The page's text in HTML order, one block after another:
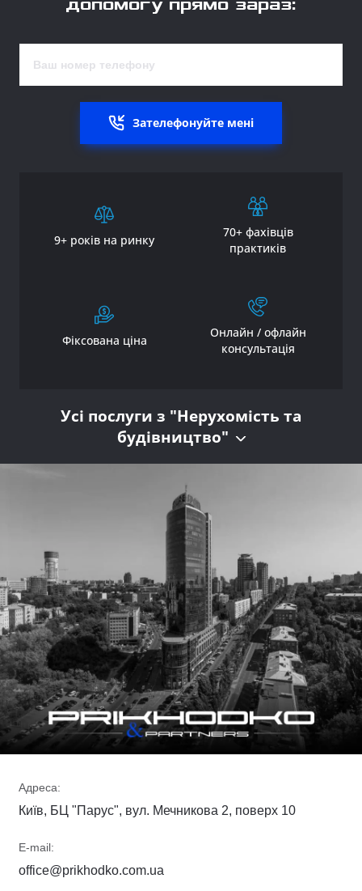
допомогу прямо зараз:
Зателефонуйте мені
9+ років на ринку
70+ фахівців
практиків
Фіксована ціна
Онлайн / офлайн
консультація
Усі послуги з "Нерухомість та
будівництво"
Адреса:
Київ, БЦ "Парус", вул. Мечникова 2, поверх 10
E-mail:
office@prikhodko.com.ua